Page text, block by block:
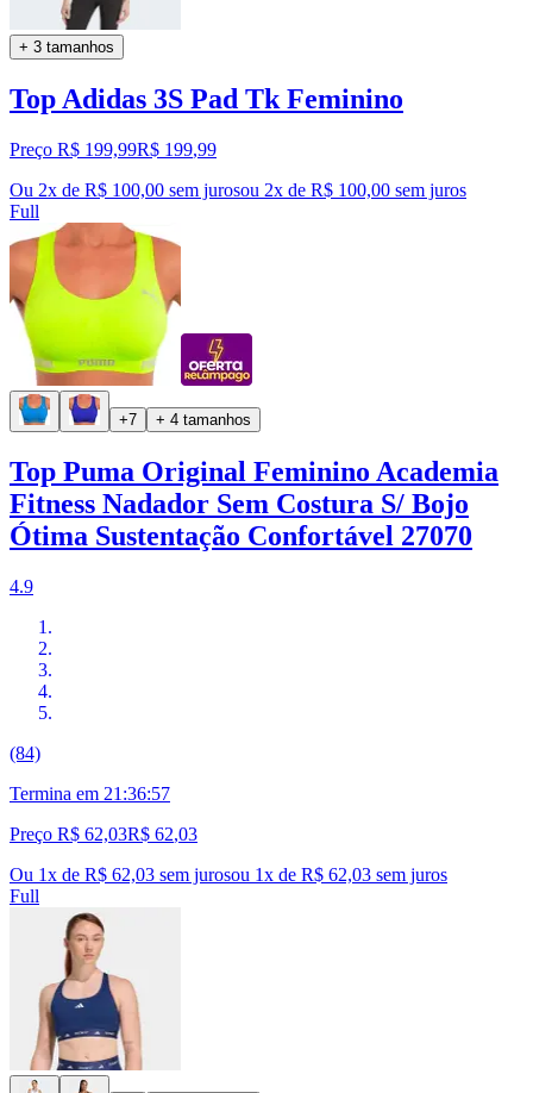
+ 3 tamanhos
Top Adidas 3S Pad Tk Feminino
Preço R$ 199,99R$ 199,99
Ou 2x de R$ 100,00 sem jurosou 2x de R$ 100,00 sem juros
Full
+7 + 4 tamanhos
Top Puma Original Feminino Academia
Fitness Nadador Sem Costura S/ Bojo
Ótima Sustentação Confortável 27070
4.9
(84)
Termina em 21:36:56
Preço R$ 62,03R$ 62,03
Ou 1x de R$ 62,03 sem jurosou 1x de R$ 62,03 sem juros
Full